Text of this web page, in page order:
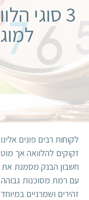
3 סוגי
לקוחות רבים פונים
זקוקים להלוואה אך
חשבון הבנק מסמנת את
עם רמת מסוכנות גבוהה
זהירים ושמרניים